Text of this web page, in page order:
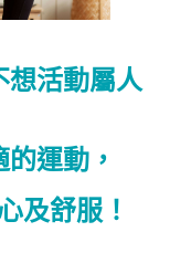
想活動屬人
運動，
及舒服！